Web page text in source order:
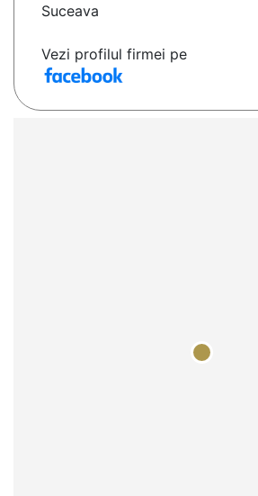
Suceava
Vezi profilul firmei pe